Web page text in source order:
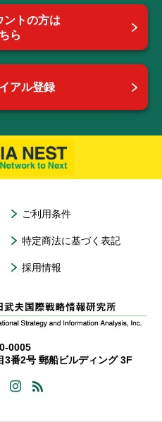
ントの方は
ら
アル登録
ご利用条件
特定商法に基づく表記
採用情報
0005
3番2号 郵船ビルディング 3F